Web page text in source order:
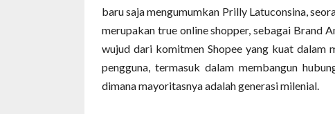
baru saja mengumumkan Prilly Latuconsina,
merupakan true online shopper, sebagai Brand
wujud dari komitmen Shopee yang kuat dalam
pengguna, termasuk dalam membangun
dimana mayoritasnya adalah generasi milenial.